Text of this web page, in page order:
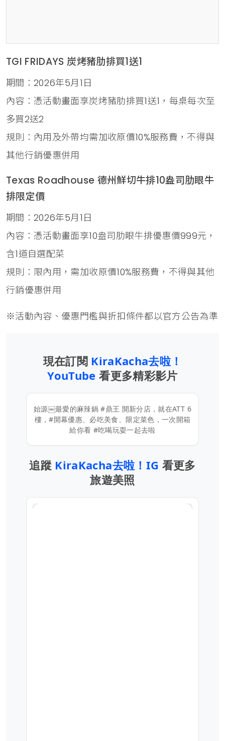
TGI FRIDAYS 炭烤豬肋排買1送1
期間：2026年5月1日
內容：憑活動畫面享炭烤豬肋排買1送1，每桌每次至
多買2送2
規則：內用及外帶均需加收原價10%服務費，不得與
其他行銷優惠併用
Texas Roadhouse 德州鮮切牛排10盎司肋眼牛
排限定價
期間：2026年5月1日
內容：憑活動畫面享10盎司肋眼牛排優惠價999元，
含1道自選配菜
規則：限內用，需加收原價10%服務費，不得與其他
行銷優惠併用
※活動內容、優惠門檻與折扣條件都以官方公告為準
現在訂閱 KiraKacha去啦！
YouTube看更多精彩影片
始源￼最愛的麻辣鍋 #鼎王 開新分店，就在ATT 6
樓，#開幕優惠、必吃美食、限定菜色，一次開箱
給你看 #吃喝玩耍一起去啦
追蹤 KiraKacha去啦！IG 看更多
旅遊美照